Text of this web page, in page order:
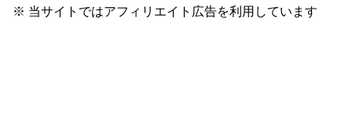
※ 当サイトではアフィリエイト広告を利用しています